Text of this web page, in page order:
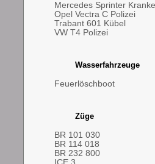
Mercedes Sprinter
Opel Vectra C Polizei
Trabant 601 Kübel
VW T4 Polizei
Wasserfahrzeuge
Feuerlöschboot
Züge
BR 101 030
BR 114 018
BR 232 800